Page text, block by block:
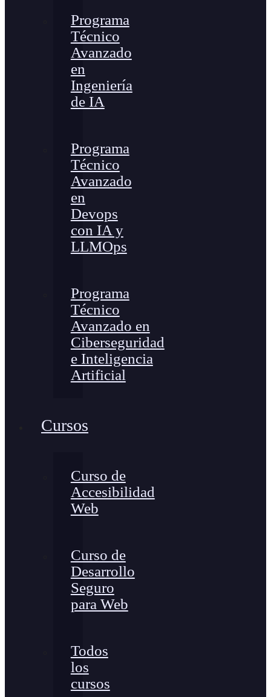
Programa
Técnico
Avanzado
en
Ingeniería
de IA
Programa
Técnico
Avanzado
en
Devops
con IA y
LLMOps
Programa
Técnico
Avanzado en
Ciberseguridad
e Inteligencia
Artificial
Cursos
Curso de
Accesibilidad
Web
Curso de
Desarrollo
Seguro
para Web
Todos
los
cursos